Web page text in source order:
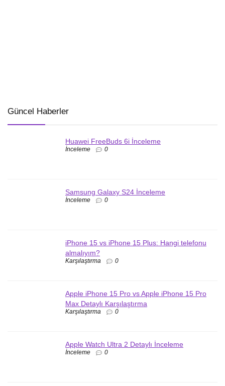
Güncel Haberler
Huawei FreeBuds 6i İnceleme
İnceleme 0
Samsung Galaxy S24 İnceleme
İnceleme 0
iPhone 15 vs iPhone 15 Plus: Hangi telefonu
almalıyım?
Karşılaştırma 0
Apple iPhone 15 Pro vs Apple iPhone 15 Pro
Max Detaylı Karşılaştırma
Karşılaştırma 0
Apple Watch Ultra 2 Detaylı İnceleme
İnceleme 0